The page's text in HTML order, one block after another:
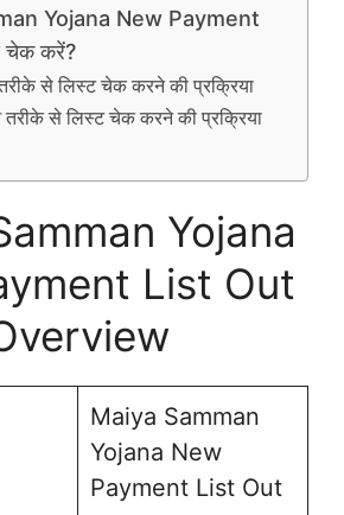
Yojana New Payment
करें?
से लिस्ट चेक करने की प्रक्रिया
से लिस्ट चेक करने की प्रक्रिया
Yojana
List Out
Maiya Samman
Yojana New
Payment List Out